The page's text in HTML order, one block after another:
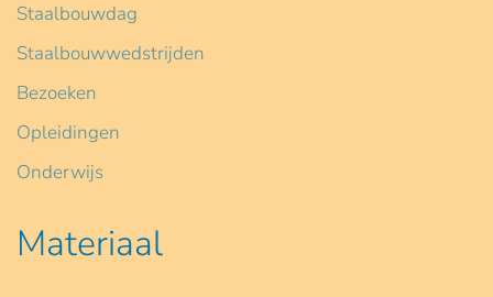
Staalbouwdag
Staalbouwwedstrijden
Bezoeken
Opleidingen
Onderwijs
Materiaal